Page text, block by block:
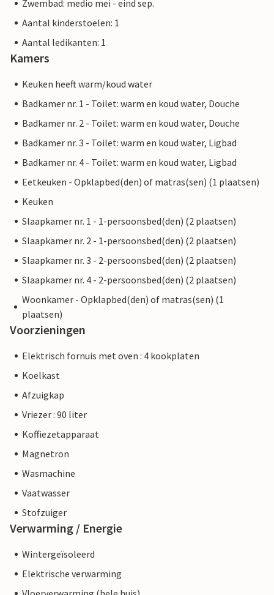
Zwembad: medio mei - eind sep.
Aantal kinderstoelen: 1
Aantal ledikanten: 1
Kamers
Keuken heeft warm/koud water
Badkamer nr. 1 - Toilet: warm en koud water, Douche
Badkamer nr. 2 - Toilet: warm en koud water, Douche
Badkamer nr. 3 - Toilet: warm en koud water, Ligbad
Badkamer nr. 4 - Toilet: warm en koud water, Ligbad
Eetkeuken - Opklapbed(den) of matras(sen) (1 plaatsen)
Keuken
Slaapkamer nr. 1 - 1-persoonsbed(den) (2 plaatsen)
Slaapkamer nr. 2 - 1-persoonsbed(den) (2 plaatsen)
Slaapkamer nr. 3 - 2-persoonsbed(den) (2 plaatsen)
Slaapkamer nr. 4 - 2-persoonsbed(den) (2 plaatsen)
Woonkamer - Opklapbed(den) of matras(sen) (1
plaatsen)
Voorzieningen
Elektrisch fornuis met oven : 4 kookplaten
Koelkast
Afzuigkap
Vriezer : 90 liter
Koffiezetapparaat
Magnetron
Wasmachine
Vaatwasser
Stofzuiger
Verwarming / Energie
Wintergeïsoleerd
Elektrische verwarming